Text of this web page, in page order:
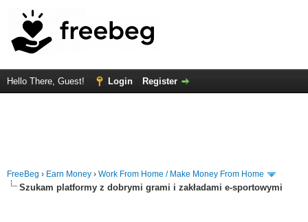
Hello There, Guest! Login Register
FreeBeg › Earn Money › Work From Home / Make Money From Home
Szukam platformy z dobrymi grami i zakładami e-sportowymi